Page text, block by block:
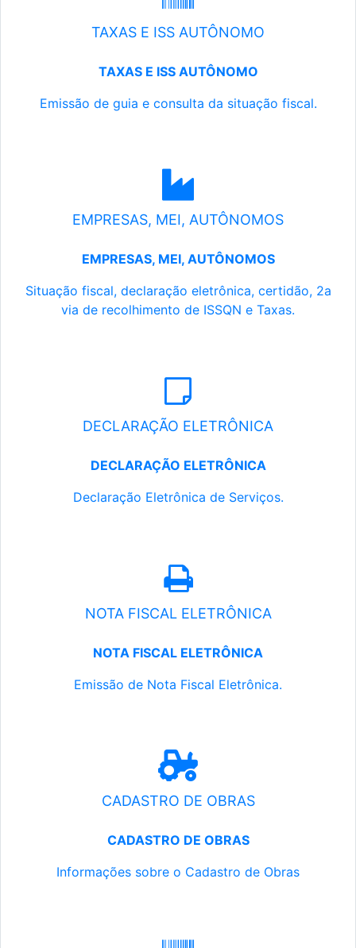
TAXAS E ISS AUTÔNOMO
TAXAS E ISS AUTÔNOMO
Emissão de guia e consulta da situação fiscal.
EMPRESAS, MEI, AUTÔNOMOS
EMPRESAS, MEI, AUTÔNOMOS
Situação fiscal, declaração eletrônica, certidão, 2a
via de recolhimento de ISSQN e Taxas.
DECLARAÇÃO ELETRÔNICA
DECLARAÇÃO ELETRÔNICA
Declaração Eletrônica de Serviços.
NOTA FISCAL ELETRÔNICA
NOTA FISCAL ELETRÔNICA
Emissão de Nota Fiscal Eletrônica.
CADASTRO DE OBRAS
CADASTRO DE OBRAS
Informações sobre o Cadastro de Obras